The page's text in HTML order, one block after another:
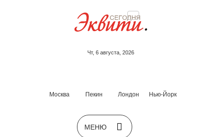
Чт, 6 августа, 2026
Москва Пекин Лондон Нью-Йорк